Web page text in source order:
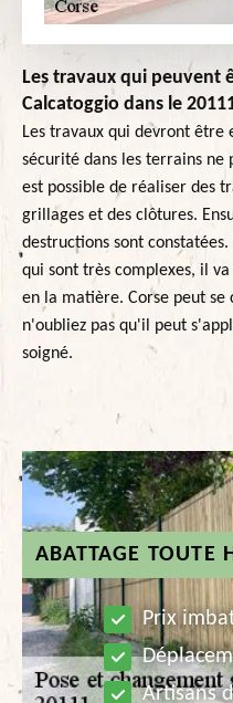
ABATTAGE TOUTE
Prix
Artisans
Les travaux qui peuvent
Calcatoggio dans le
Les travaux qui devront être
sécurité dans les terrains ne
est possible de réaliser des
grillages et des clôtures.
destructions sont
qui sont très complexes, il
en la matière. Corse peut se
n'oubliez pas qu'il peut
soigné.